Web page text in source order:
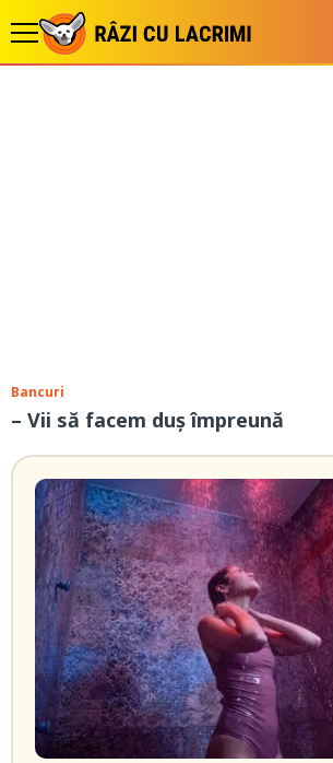
Bancuri
– Vii să facem duș împreună